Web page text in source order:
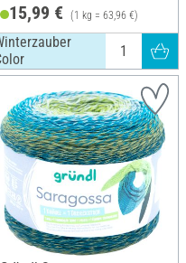
15,99 € (1 kg = 63,96 €)